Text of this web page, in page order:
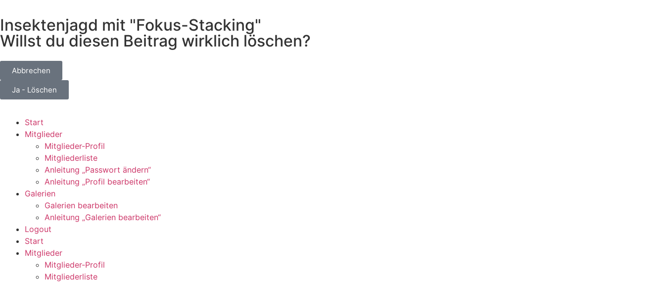
Insektenjagd mit "Fokus-Stacking"
Willst du diesen Beitrag wirklich löschen?
Abbrechen
Ja - Löschen
Start
Mitglieder
Mitglieder-Profil
Mitgliederliste
Anleitung „Passwort ändern“
Anleitung „Profil bearbeiten“
Galerien
Galerien bearbeiten
Anleitung „Galerien bearbeiten“
Logout
Start
Mitglieder
Mitglieder-Profil
Mitgliederliste